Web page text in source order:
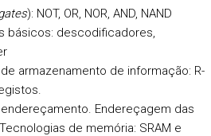
): NOT, OR, NOR, AND, NAND
básicos: descodificadores,
armazenamento de informação: R-
Endereçagem das
de memória: SRAM e